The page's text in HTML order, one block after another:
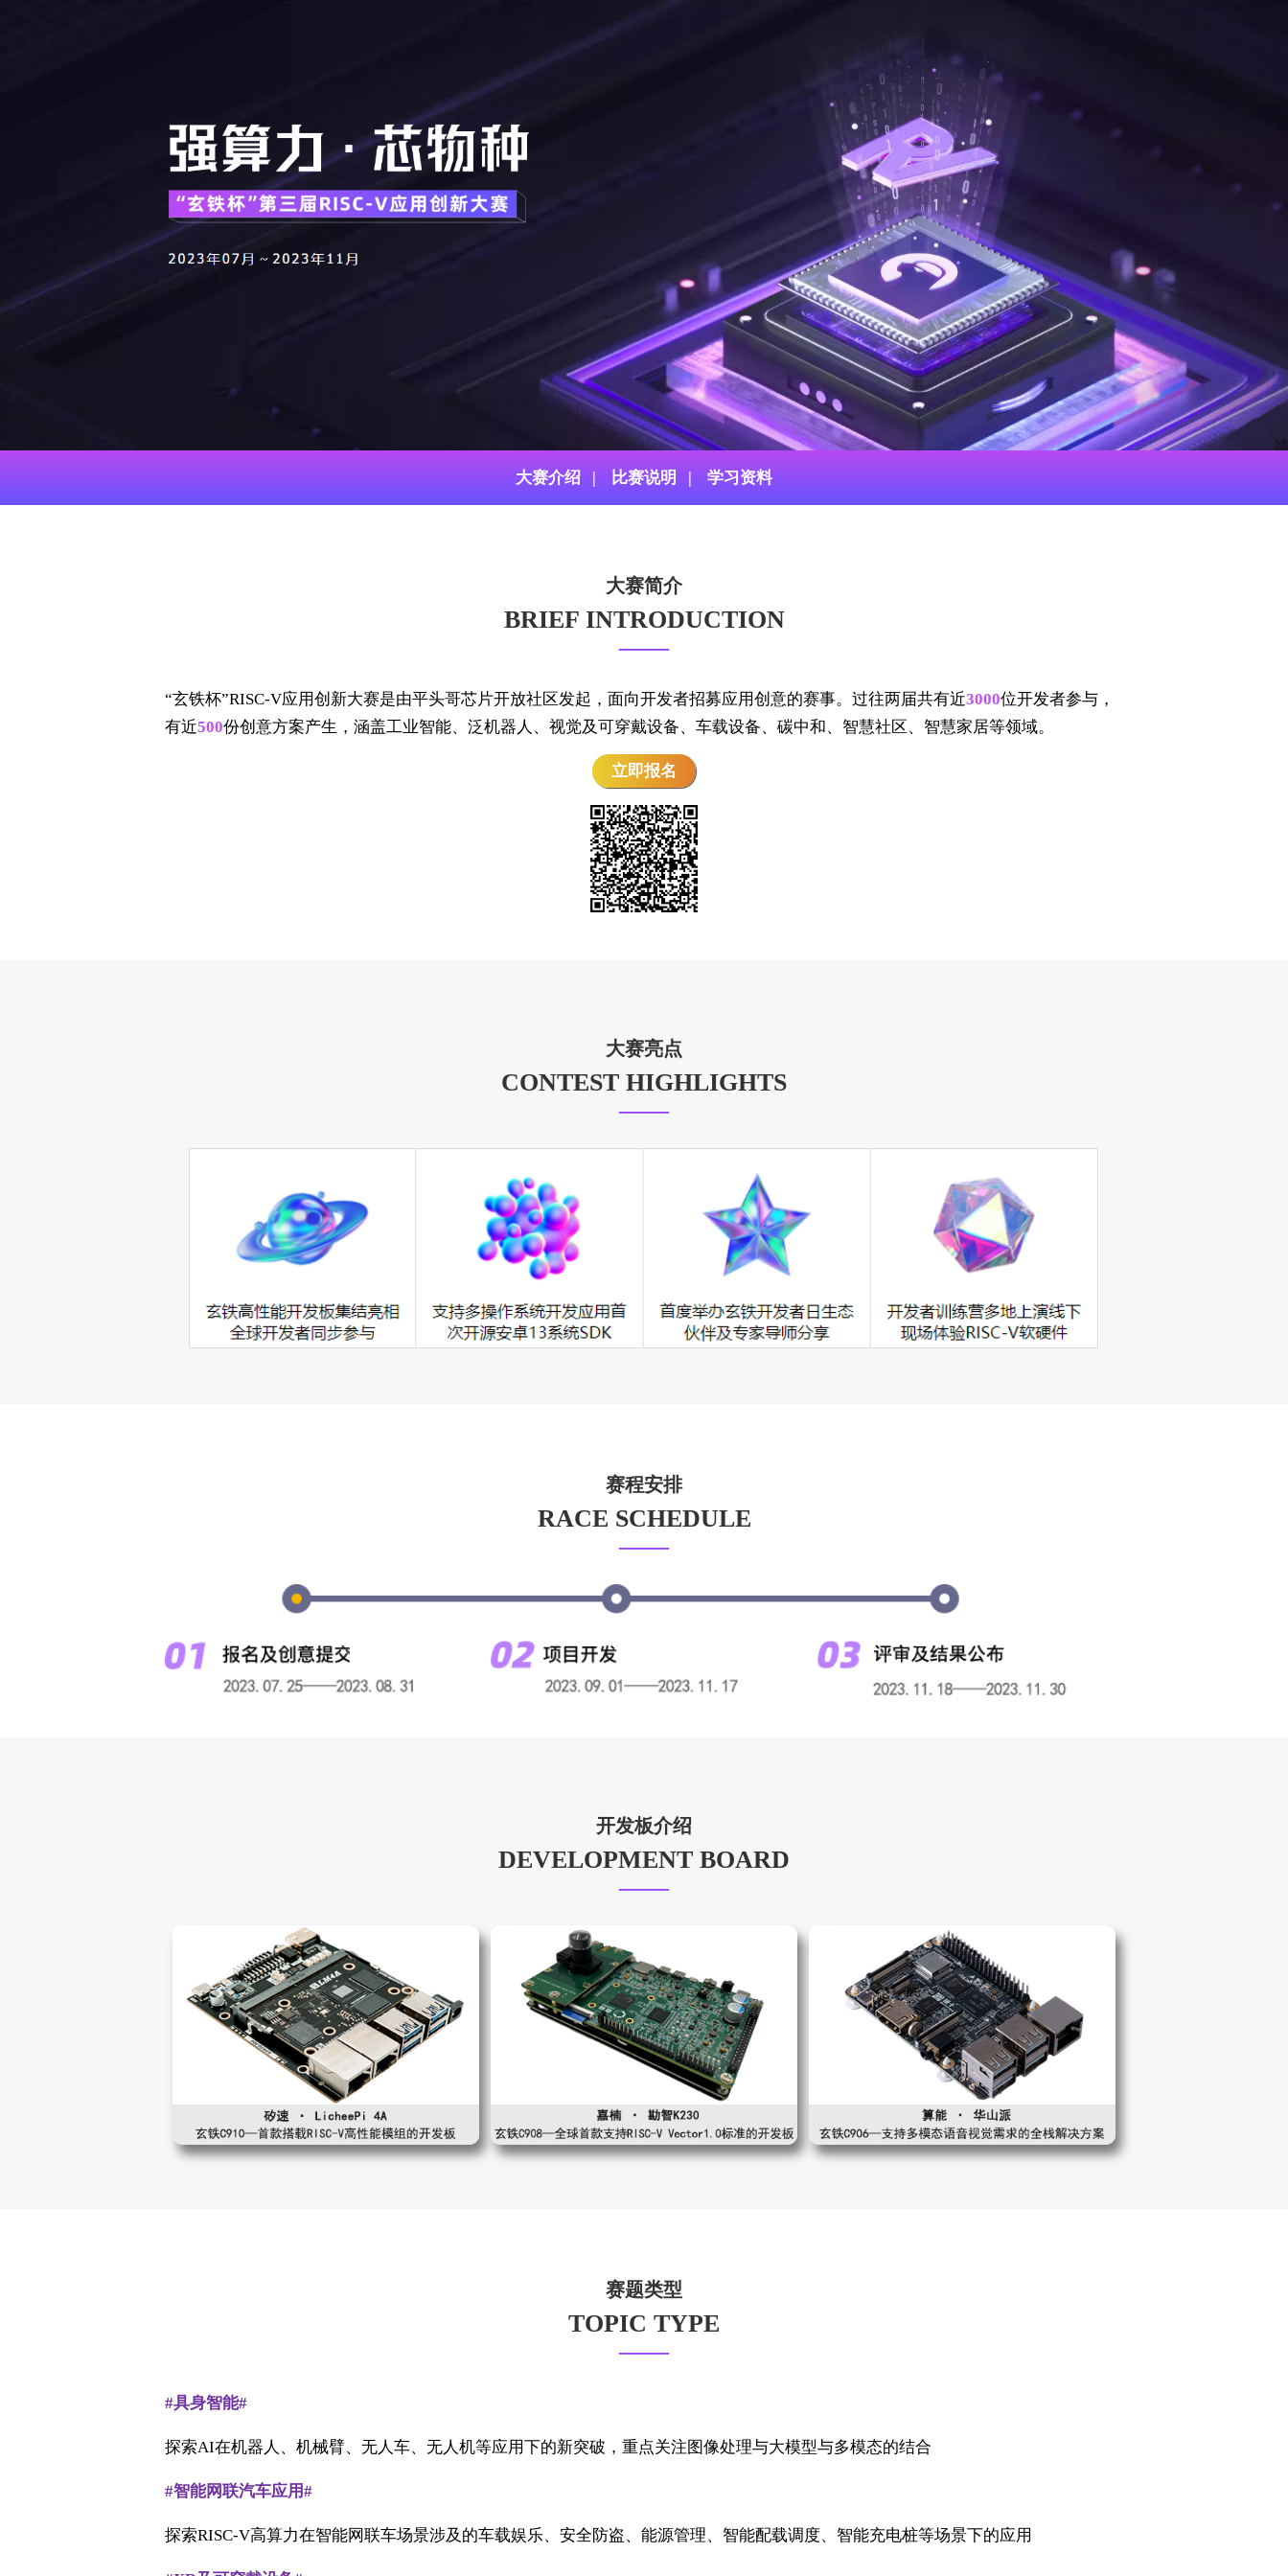
大赛介绍 比赛说明 学习资料
大赛简介
BRIEF INTRODUCTION
——
“玄铁杯”RISC-V应用创新大赛是由平头哥芯片开放社区发起，面向开发者招募应用创意的赛事。过往两届共有近3000位开发者参与，
有近500份创意方案产生，涵盖工业智能、泛机器人、视觉及可穿戴设备、车载设备、碳中和、智慧社区、智慧家居等领域。
立即报名
大赛亮点
CONTEST HIGHLIGHTS
——
赛程安排
RACE SCHEDULE
——
开发板介绍
DEVELOPMENT BOARD
——
赛题类型
TOPIC TYPE
——
#具身智能#
探索AI在机器人、机械臂、无人车、无人机等应用下的新突破，重点关注图像处理与大模型与多模态的结合
#智能网联汽车应用#
探索RISC-V高算力在智能网联车场景涉及的车载娱乐、安全防盗、能源管理、智能配载调度、智能充电桩等场景下的应用